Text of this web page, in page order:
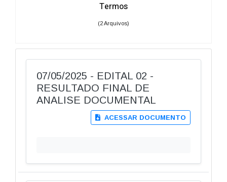
Termos
(2 Arquivos)
07/05/2025 - EDITAL 02 -
RESULTADO FINAL DE
ANALISE DOCUMENTAL
ACESSAR DOCUMENTO